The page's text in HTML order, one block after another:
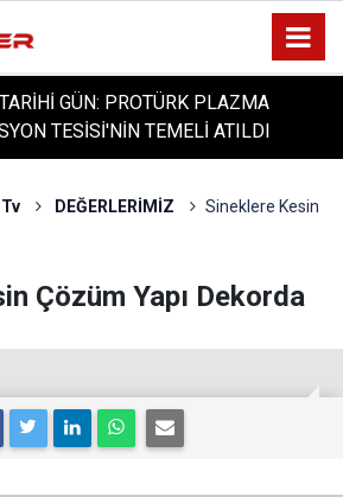
GÜN: PROTÜRK PLAZMA
TESİSİ'NİN TEMELİ ATILDI
DEĞERLERİMİZ
Sineklere Kesin
Çözüm Yapı Dekorda